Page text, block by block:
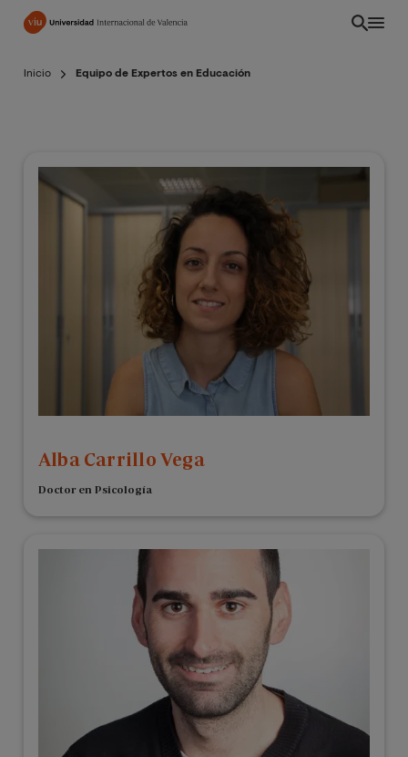
Pasar
principal
ES
Inicio Equipo de Expertos en Educación
Alba Carrillo Vega
Doctor en Psicología